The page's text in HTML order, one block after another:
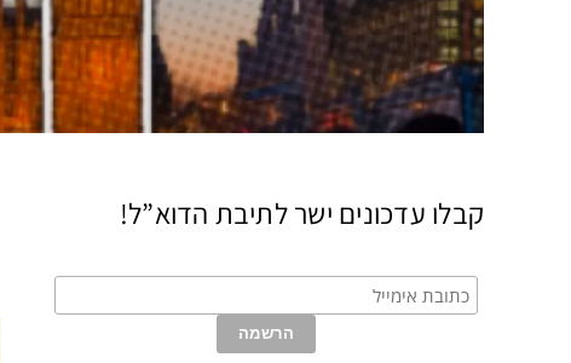
קבלו עדכונים ישר לתיבת הדוא”ל!